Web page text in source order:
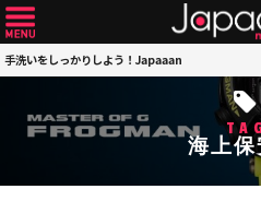
手洗いをしっかりしよう！Japaaan
海上